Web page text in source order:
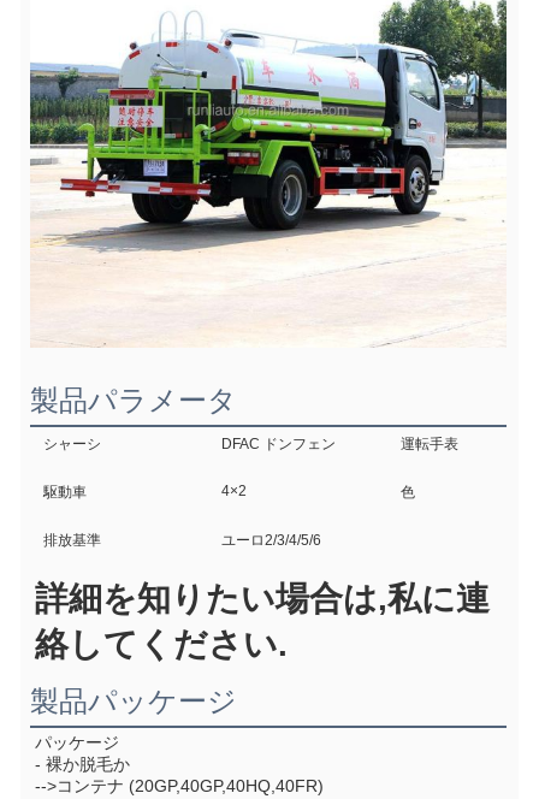
製品パラメータ
シャーシ DFAC ドンフェン 運転手表
駆動車 4×2 色
排放基準 ユーロ2/3/4/5/6
詳細を知りたい場合は,私に連
絡してください.
製品パッケージ
パッケージ
- 裸か脱毛か
-->コンテナ (20GP,40GP,40HQ,40FR)